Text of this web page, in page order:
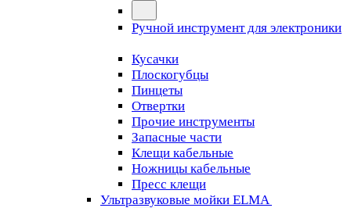
Ручной инструмент для электроники
Кусачки
Плоскогубцы
Пинцеты
Отвертки
Прочие инструменты
Запасные части
Клещи кабельные
Ножницы кабельные
Пресс клещи
Ультразвуковые мойки ELMA